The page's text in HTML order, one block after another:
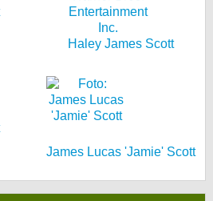
Haley James Scott
James Lucas 'Jamie' Scott